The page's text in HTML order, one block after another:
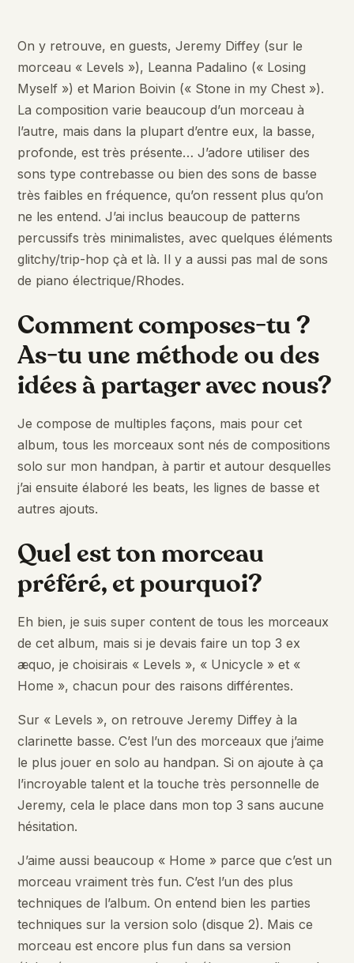
On y retrouve, en guests, Jeremy Diffey (sur le
morceau « Levels »), Leanna Padalino (« Losing
Myself ») et Marion Boivin (« Stone in my Chest »).
La composition varie beaucoup d’un morceau à
l’autre, mais dans la plupart d’entre eux, la basse,
profonde, est très présente… J’adore utiliser des
sons type contrebasse ou bien des sons de basse
très faibles en fréquence, qu’on ressent plus qu’on
ne les entend. J’ai inclus beaucoup de patterns
percussifs très minimalistes, avec quelques éléments
glitchy/trip-hop çà et là. Il y a aussi pas mal de sons
de piano électrique/Rhodes.
Comment composes-tu ?
As-tu une méthode ou des
idées à partager avec nous?
Je compose de multiples façons, mais pour cet
album, tous les morceaux sont nés de compositions
solo sur mon handpan, à partir et autour desquelles
j’ai ensuite élaboré les beats, les lignes de basse et
autres ajouts.
Quel est ton morceau
préféré, et pourquoi?
Eh bien, je suis super content de tous les morceaux
de cet album, mais si je devais faire un top 3 ex
æquo, je choisirais « Levels », « Unicycle » et «
Home », chacun pour des raisons différentes.
Sur « Levels », on retrouve Jeremy Diffey à la
clarinette basse. C’est l’un des morceaux que j’aime
le plus jouer en solo au handpan. Si on ajoute à ça
l’incroyable talent et la touche très personnelle de
Jeremy, cela le place dans mon top 3 sans aucune
hésitation.
J’aime aussi beaucoup « Home » parce que c’est un
morceau vraiment très fun. C’est l’un des plus
techniques de l’album. On entend bien les parties
techniques sur la version solo (disque 2). Mais ce
morceau est encore plus fun dans sa version